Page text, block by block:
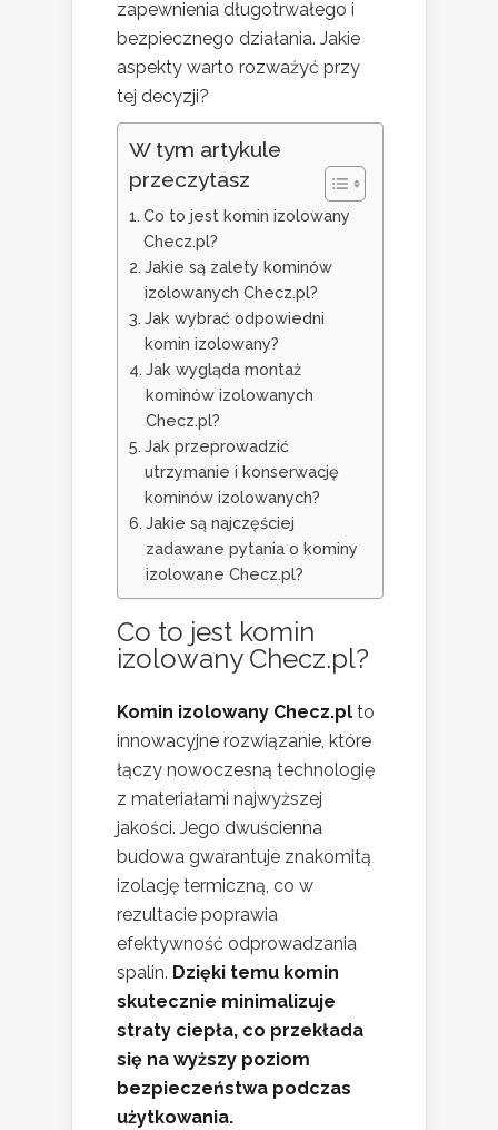
zapewnienia długotrwałego i
bezpiecznego działania. Jakie
aspekty warto rozważyć przy
tej decyzji?
W tym artykule
przeczytasz
Co to jest komin izolowany
Checz.pl?
Jakie są zalety kominów
izolowanych Checz.pl?
Jak wybrać odpowiedni
komin izolowany?
Jak wygląda montaż
kominów izolowanych
Checz.pl?
Jak przeprowadzić
utrzymanie i konserwację
kominów izolowanych?
Jakie są najczęściej
zadawane pytania o kominy
izolowane Checz.pl?
Co to jest komin
izolowany Checz.pl?
Komin izolowany Checz.pl to
innowacyjne rozwiązanie, które
łączy nowoczesną technologię
z materiałami najwyższej
jakości. Jego dwuścienna
budowa gwarantuje znakomitą
izolację termiczną, co w
rezultacie poprawia
efektywność odprowadzania
spalin. Dzięki temu komin
skutecznie minimalizuje
straty ciepła, co przekłada
się na wyższy poziom
bezpieczeństwa podczas
użytkowania.